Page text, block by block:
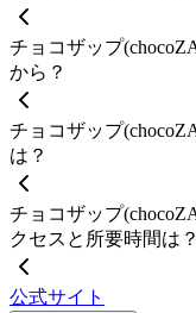
チョコザップ
から？
チョコザップ
は？
チョコザップ
クセスと所要時間は
公式サイト